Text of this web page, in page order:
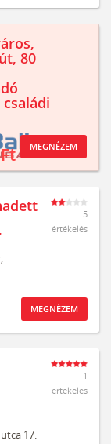
80
MEGNÉZEM
5
értékelés
MEGNÉZEM
17.
1
értékelés